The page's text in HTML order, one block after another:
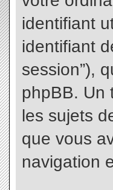
identifiant
identifiant
session”),
phpBB. Un
les sujets
que vous
navigation